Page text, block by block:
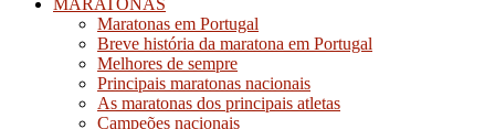
Maratonas em Portugal
Breve história da maratona em Portugal
Melhores de sempre
Principais maratonas nacionais
As maratonas dos principais atletas
Campeões nacionais